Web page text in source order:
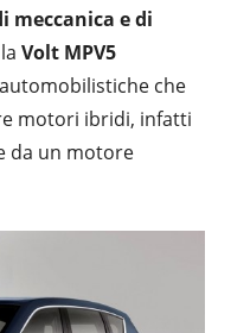
meccanica e di
Volt MPV5
che
motori ibridi, infatti
da un motore